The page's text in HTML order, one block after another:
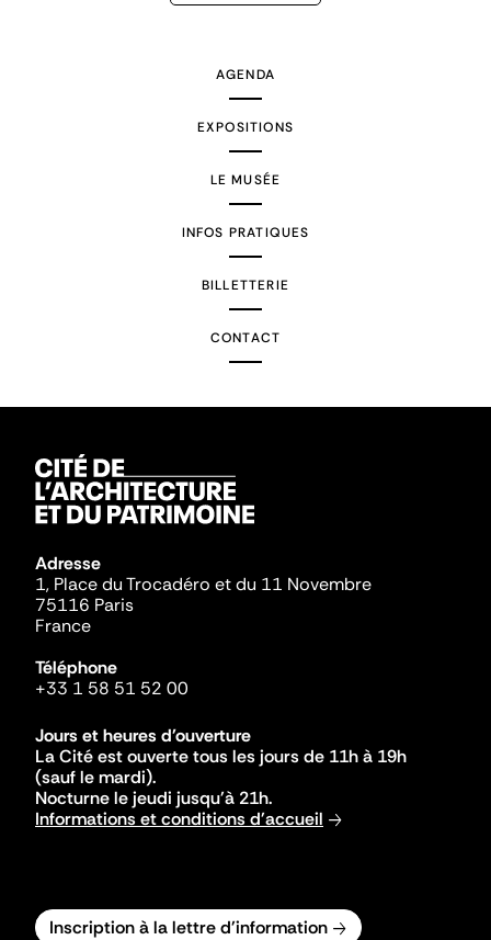
AGENDA
EXPOSITIONS
LE MUSÉE
INFOS PRATIQUES
BILLETTERIE
CONTACT
Adresse
1, Place du Trocadéro et du 11 Novembre
75116 Paris
France
Téléphone
+33 1 58 51 52 00
Jours et heures d'ouverture
La Cité est ouverte tous les jours de 11h à 19h
(sauf le mardi).
Nocturne le jeudi jusqu'à 21h.
Informations et conditions d'accueil
Inscription à la lettre d'information